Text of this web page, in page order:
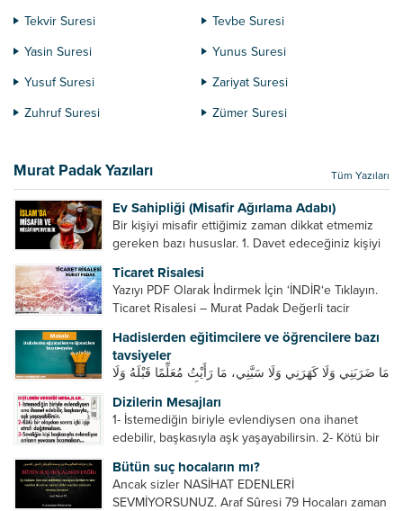
Tekvir Suresi
Tevbe Suresi
Yasin Suresi
Yunus Suresi
Yusuf Suresi
Zariyat Suresi
Zuhruf Suresi
Zümer Suresi
Murat Padak Yazıları Tüm Yazıları
Ev Sahipliği (Misafir Ağırlama Adabı)
Bir kişiyi misafir ettiğimiz zaman dikkat etmemiz
gereken bazı hususlar. 1. Davet edeceğiniz kişiyi
önce, bir hafta önce veya gün içinde davet edin....
Ticaret Risalesi
Yazıyı PDF Olarak İndirmek İçin ‘İNDİR‘e Tıklayın.
Ticaret Risalesi – Murat Padak Değerli tacir
ticaret yapmaktır. Peygamber efendimiz de ticaret
yapmıştır. Hz. Hatice...
Hadislerden eğitimcilere ve öğrencilere bazı
tavsiyeler
مَا ضَرَبَنِي وَلَا كَهَرَنِي وَلَا سَبَّنِي، مَا رَأَيْتُ مُعَلِّمًا قَبْلَهُ وَلَا
ve sellem beni dövmedi, azarlamadı ve bana
sövmedi. Ben ne ondan önce...
Dizilerin Mesajları
1- İstemediğin biriyle evlendiysen ona ihanet
edebilir, başkasıyla aşk yaşayabilirsin. 2- Kötü bir
Sevdiğin kişi başkasıyla evlendiyse onların
yuvasını bozmalısın. 4- Hiçbir dizide...
Bütün suç hocaların mı?
Ancak sizler NASİHAT EDENLERİ
SEVMİYORSUNUZ. Araf Sûresi 79 Hocaları zaman